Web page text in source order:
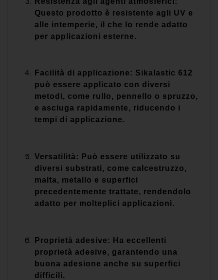
Questo prodotto è resistente agli UV e
alle intemperie, il che lo rende adatto
per applicazioni esterne.
Facilità di applicazione: Sikalastic 612
può essere applicato con diversi
metodi, come rullo, pennello o spruzzo,
e asciuga rapidamente, riducendo i
tempi di applicazione.
Versatilità: Può essere utilizzato su
diversi substrati, come calcestruzzo,
malta, metallo e superfici
precedentemente trattate, rendendolo
adatto per molteplici applicazioni.
Proprietà adesive: Ha eccellenti
proprietà adesive, garantendo una
buona adesione anche su superfici
difficili.